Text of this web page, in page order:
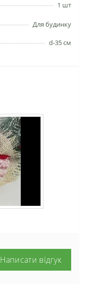
1 шт
Для будинку
d-35 см
Написати відгук